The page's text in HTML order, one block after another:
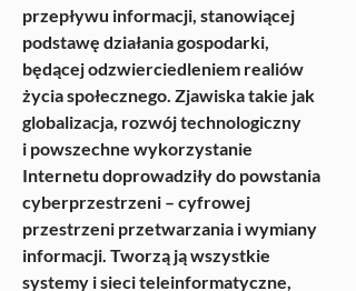
przepływu informacji, stanowiącej
podstawę działania gospodarki,
będącej odzwierciedleniem realiów
życia społecznego. Zjawiska takie jak
globalizacja, rozwój technologiczny
i powszechne wykorzystanie
Internetu doprowadziły do powstania
cyberprzestrzeni – cyfrowej
przestrzeni przetwarzania i wymiany
informacji. Tworzą ją wszystkie
systemy i sieci teleinformatyczne,